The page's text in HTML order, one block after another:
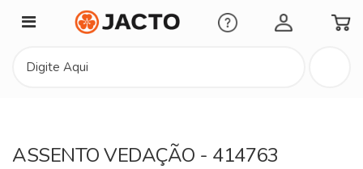
Minha Conta
ASSENTO VEDAÇÃO - 414763